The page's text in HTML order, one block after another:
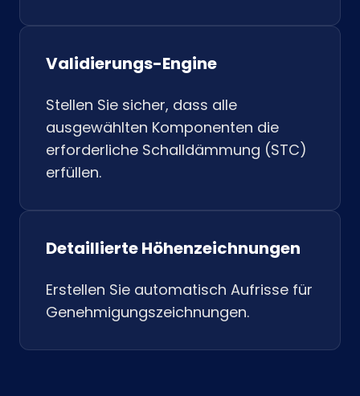
Validierungs-Engine
Stellen Sie sicher, dass alle
ausgewählten Komponenten die
erforderliche Schalldämmung (STC)
erfüllen.
Detaillierte Höhenzeichnungen
Erstellen Sie automatisch Aufrisse für
Genehmigungszeichnungen.